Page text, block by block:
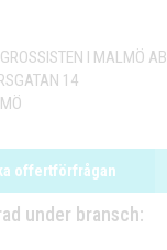
I MALMÖ AB
14
offertförfrågan
under bransch: